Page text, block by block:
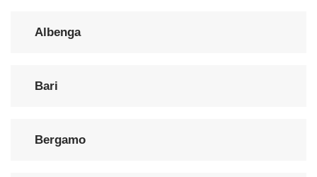
Albenga
Bari
Bergamo